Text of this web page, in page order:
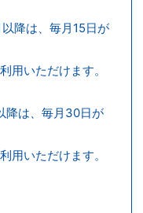
降は、毎月15日が
用いただけます。
降は、毎月30日が
用いただけます。